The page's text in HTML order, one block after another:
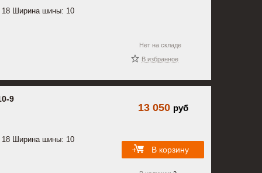
18 Ширина шины: 10
В избранное
Нет на складе
9
18 Ширина шины: 10
13 050 руб
В корзину